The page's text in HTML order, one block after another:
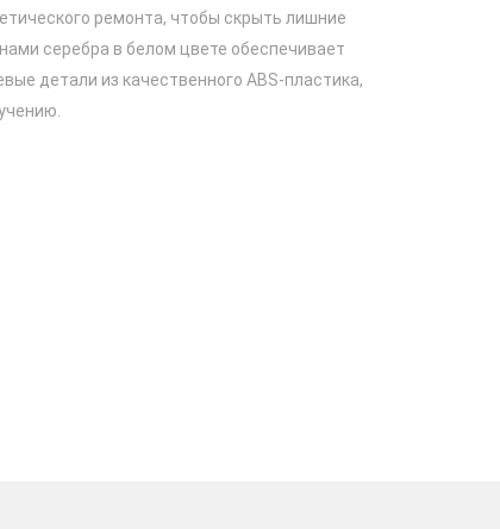
ремонта, чтобы скрыть лишние
серебра в белом цвете обеспечивает
детали из качественного ABS-пластика,